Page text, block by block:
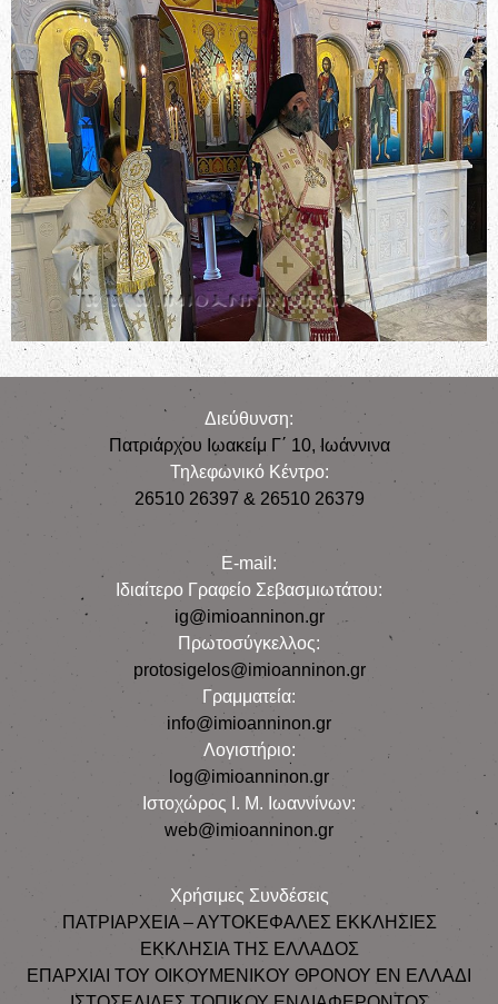
Διεύθυνση:
Πατριάρχου Ιωακείμ Γ΄ 10, Iωάννινα
Τηλεφωνικό Κέντρο:
26510 26397 & 26510 26379
E-mail:
Iδιαίτερο Γραφείο Σεβασμιωτάτου:
ig@imioanninon.gr
Πρωτοσύγκελλος:
protosigelos@imioanninon.gr
Γραμματεία:
info@imioanninon.gr
Λογιστήριο:
log@imioanninon.gr
Ιστοχώρος Ι. Μ. Ιωαννίνων:
web@imioanninon.gr
Χρήσιμες Συνδέσεις
ΠΑΤΡΙΑΡΧΕΙΑ – ΑΥΤΟΚΕΦΑΛΕΣ ΕΚΚΛΗΣΙΕΣ
ΕΚΚΛΗΣΙΑ ΤΗΣ ΕΛΛΑΔΟΣ
ΕΠΑΡΧΙΑΙ ΤΟΥ ΟΙΚΟΥΜΕΝΙΚΟΥ ΘΡΟΝΟΥ ΕΝ ΕΛΛΑΔΙ